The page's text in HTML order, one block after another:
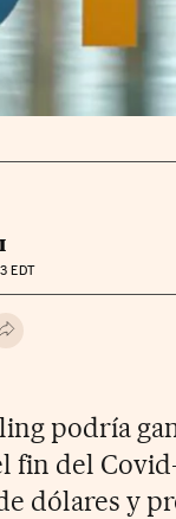
EDT
en Facebook
en Twitter
Desplegar Redes
podría
fin del
dólares y